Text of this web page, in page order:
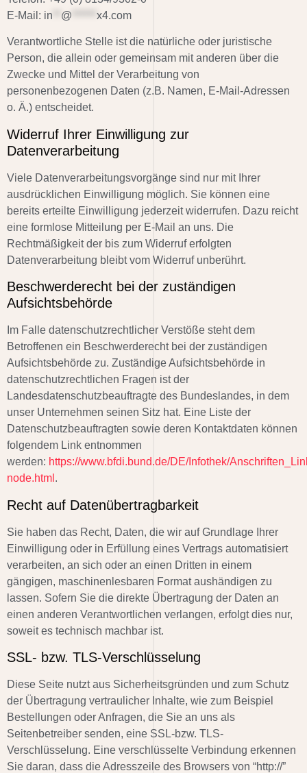
E-Mail: in @ x4.com
Verantwortliche Stelle ist die natürliche oder juristische
Person, die allein oder gemeinsam mit anderen über die
Zwecke und Mittel der Verarbeitung von
personenbezogenen Daten (z.B. Namen, E-Mail-Adressen
o. Ä.) entscheidet.
Widerruf Ihrer Einwilligung zur
Datenverarbeitung
Viele Datenverarbeitungsvorgänge sind nur mit Ihrer
ausdrücklichen Einwilligung möglich. Sie können eine
bereits erteilte Einwilligung jederzeit widerrufen. Dazu reicht
eine formlose Mitteilung per E-Mail an uns. Die
Rechtmäßigkeit der bis zum Widerruf erfolgten
Datenverarbeitung bleibt vom Widerruf unberührt.
Beschwerderecht bei der zuständigen
Aufsichtsbehörde
Im Falle datenschutzrechtlicher Verstöße steht dem
Betroffenen ein Beschwerderecht bei der zuständigen
Aufsichtsbehörde zu. Zuständige Aufsichtsbehörde in
datenschutzrechtlichen Fragen ist der
Landesdatenschutzbeauftragte des Bundeslandes, in dem
unser Unternehmen seinen Sitz hat. Eine Liste der
Datenschutzbeauftragten sowie deren Kontaktdaten können
folgendem Link entnommen
werden: https://www.bfdi.bund.de/DE/Infothek/
node.html .
Recht auf Datenübertragbarkeit
Sie haben das Recht, Daten, die wir auf Grundlage Ihrer
Einwilligung oder in Erfüllung eines Vertrags automatisiert
verarbeiten, an sich oder an einen Dritten in einem
gängigen, maschinenlesbaren Format aushändigen zu
lassen. Sofern Sie die direkte Übertragung der Daten an
einen anderen Verantwortlichen verlangen, erfolgt dies nur,
soweit es technisch machbar ist.
SSL- bzw. TLS-Verschlüsselung
Diese Seite nutzt aus Sicherheitsgründen und zum Schutz
der Übertragung vertraulicher Inhalte, wie zum Beispiel
Bestellungen oder Anfragen, die Sie an uns als
Seitenbetreiber senden, eine SSL-bzw. TLS-
Verschlüsselung. Eine verschlüsselte Verbindung erkennen
Sie daran, dass die Adresszeile des Browsers von “http://”